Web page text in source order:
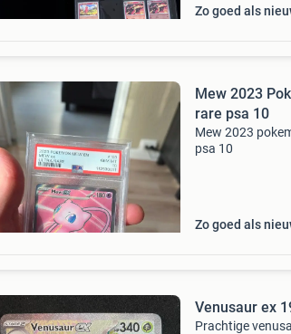
Zo goed als
Mew 2023
rare psa 10
Mew 2023
psa 10
Zo goed als
Venusaur ex
Prachtige